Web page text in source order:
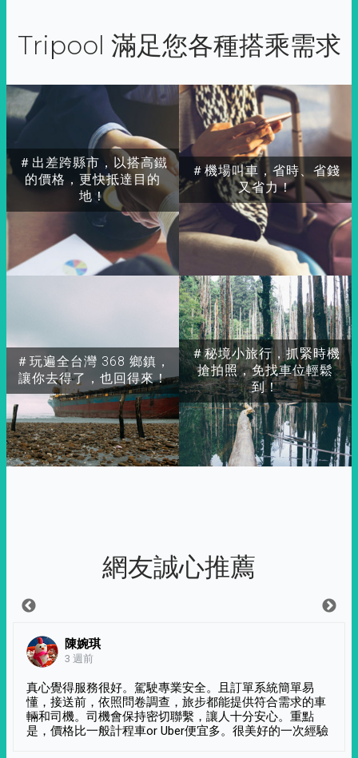
Tripool 滿足您各種搭乘需求
＃出差跨縣市，以搭高鐵
的價格，更快抵達目的
地！
＃玩遍全台灣 368 鄉鎮，
讓你去得了，也回得來！
＃秘境小旅行，抓緊時機
搶拍照，免找車位輕鬆
到！
＃機場叫車，省時、省錢
又省力！
網友誠心推薦
陳婉琪
3 週前
真心覺得服務很好。駕駛專業安全。且訂單系統簡單易
懂，接送前，依照問卷調查，旅步都能提供符合需求的車
輛和司機。司機會保持密切聯繫，讓人十分安心。重點
是，價格比一般計程車or Uber便宜多。很美好的一次經驗